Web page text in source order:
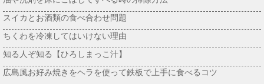
スイカとお酒類の食べ合わせ問題
ちくわを冷凍してはいけない理由
知る人ぞ知る【ひろしまっこ汁】
広島風お好み焼きをヘラを使って鉄板で上手に食べるコツ